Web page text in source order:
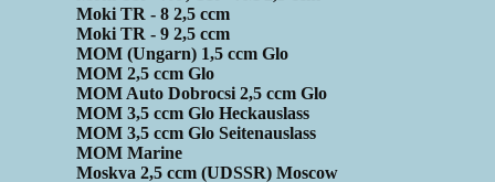
Moki TR - 8 2,5 ccm
Moki TR - 9 2,5 ccm
MOM (Ungarn) 1,5 ccm Glo
MOM 2,5 ccm Glo
MOM Auto Dobrocsi 2,5 ccm Glo
MOM 3,5 ccm Glo Heckauslass
MOM 3,5 ccm Glo Seitenauslass
MOM Marine
Moskva 2,5 ccm (UDSSR) Moscow